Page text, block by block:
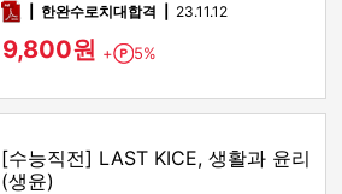
pdf한완수로치대합격 23.11.12
9,800원 + Point
5%
[수능직전] LAST KICE, 생활과 윤리
(생윤)